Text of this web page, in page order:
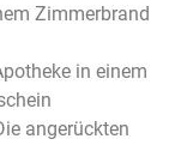
Zimmerbrand
in einem
angerückten